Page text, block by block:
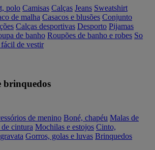
polo Camisas Calças Jeans Sweatshirt
de malha Casacos e blusões Conjunto
Calças desportivas Desporto Pijamas
de banho Roupões de banho e robes So
de vestir
brinquedos
de menino Boné, chapéu Malas de
cintura Mochilas e estojos Cinto,
Gorros, golas e luvas Brinquedos